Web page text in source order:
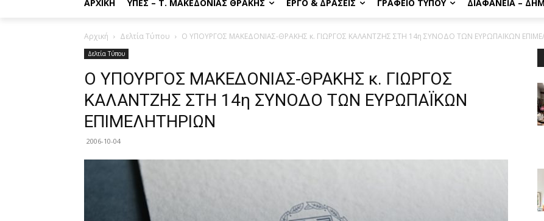
ΑΡΧΙΚΉ ΥΠΕΣ – Τ. ΜΑΚΕΔΟΝΊΑΣ ΘΡΆΚΗΣ ΈΡΓΟ & ΔΡΆΣΕΙΣ ΓΡΑΦΕΊΟ ΤΎΠΟΥ ΔΙΑΦΆΝΕΙΑ –
Αρχική Δελτία Τύπου Ο ΥΠΟΥΡΓΟΣ ΜΑΚΕΔΟΝΙΑΣ-ΘΡΑΚΗΣ κ. ΓΙΩΡΓΟΣ ΚΑΛΑΝΤΖΗΣ ΣΤΗ 14η ΣΥΝΟΔΟ ΤΩΝ ΕΥΡΩΠΑΪΚΩΝ
Δελτία Τύπου
Ο ΥΠΟΥΡΓΟΣ ΜΑΚΕΔΟΝΙΑΣ-ΘΡΑΚΗΣ κ. ΓΙΩΡΓΟΣ
ΚΑΛΑΝΤΖΗΣ ΣΤΗ 14η ΣΥΝΟΔΟ ΤΩΝ ΕΥΡΩΠΑΪΚΩΝ
ΕΠΙΜΕΛΗΤΗΡΙΩΝ
2006-10-04